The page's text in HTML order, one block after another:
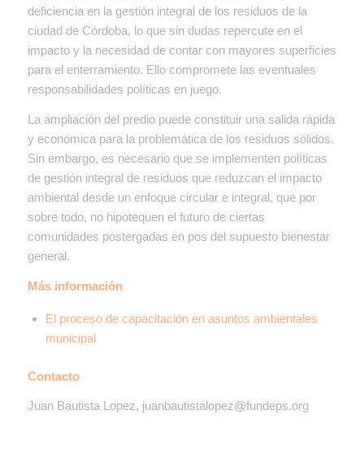
deficiencia en la gestión integral de los residuos de la
ciudad de Córdoba, lo que sin dudas repercute en el
impacto y la necesidad de contar con mayores superficies
para el enterramiento. Ello compromete las eventuales
responsabilidades políticas en juego.
La ampliación del predio puede constituir una salida rápida
y económica para la problemática de los residuos sólidos.
Sin embargo, es necesario que se implementen políticas
de gestión integral de residuos que reduzcan el impacto
ambiental desde un enfoque circular e integral, que por
sobre todo, no hipotequen el futuro de ciertas
comunidades postergadas en pos del supuesto bienestar
general.
Más información
El proceso de capacitación en asuntos ambientales
municipal
Contacto
Juan Bautista Lopez, juanbautistalopez@fundeps.org